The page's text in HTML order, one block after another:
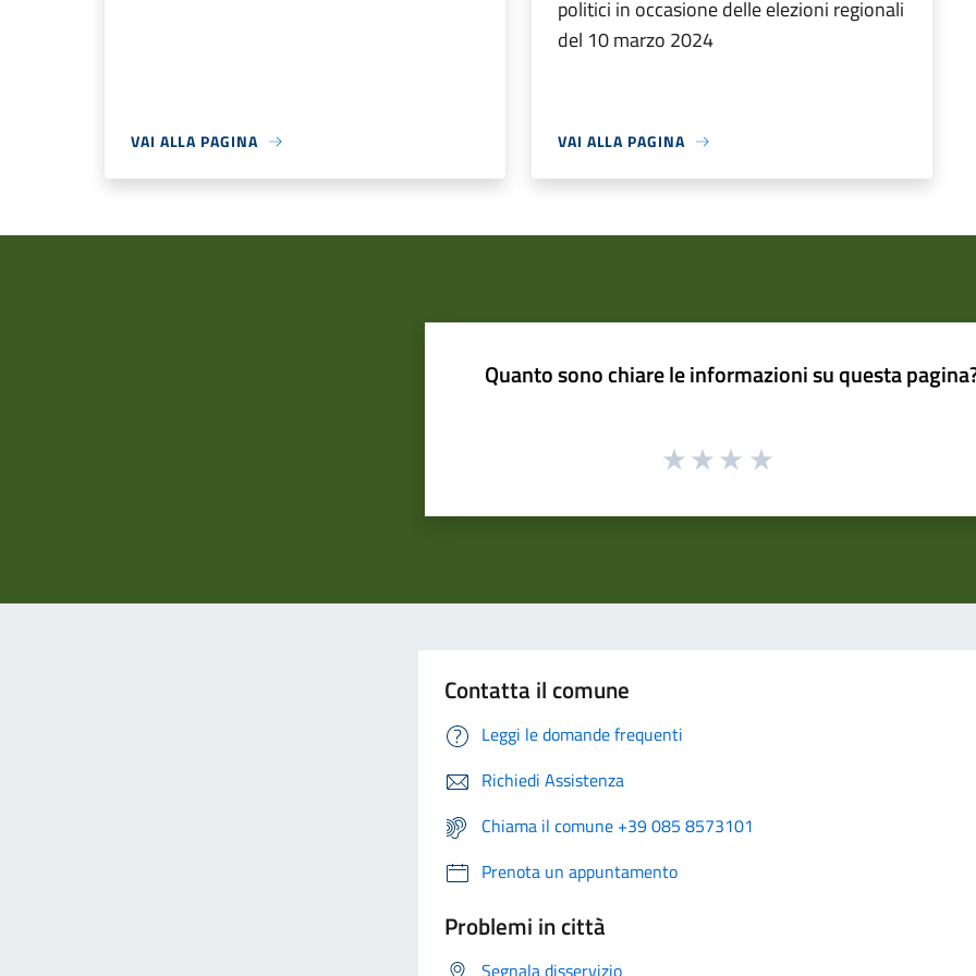
VAI ALLA PAGINA
politici in occasione delle elezioni regionali
del 10 marzo 2024
VAI ALLA PAGINA
Quanto sono chiare le informazioni su questa
Contatta il comune
Leggi le domande frequenti
Richiedi Assistenza
Chiama il comune +39 085 8573101
Prenota un appuntamento
Problemi in città
Segnala disservizio